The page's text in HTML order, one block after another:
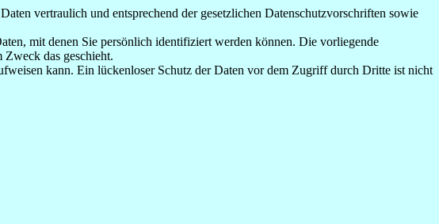
vertraulich und entsprechend der gesetzlichen Datenschutzvorschriften sowie
mit denen Sie persönlich identifiziert werden können. Die vorliegende
das geschieht.
kann. Ein lückenloser Schutz der Daten vor dem Zugriff durch Dritte ist nicht